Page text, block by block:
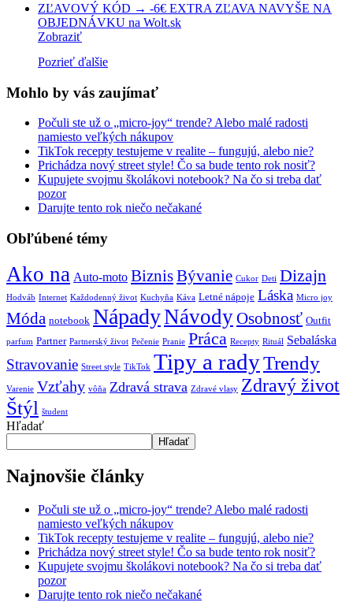
ZĽAVOVÝ KÓD → -6€ EXTRA ZĽAVA NAVYŠE NA
OBJEDNÁVKU na Wolt.sk
Zobraziť
Pozrieť ďalšie
Mohlo by vás zaujímať
Počuli ste už o „micro-joy“ trende? Alebo malé radosti
namiesto veľkých nákupov
TikTok recepty testujeme v realite – fungujú, alebo nie?
Prichádza nový street style! Čo sa bude tento rok nosiť?
Kupujete svojmu školákovi notebook? Na čo si treba dať
pozor
Darujte tento rok niečo nečakané
Obľúbené témy
Ako na Auto-moto BiznisBývanie Cukor Deti Dizajn
Hodváb Internet Každodenný život Kuchyňa Káva Letné nápoje Láska Micro joy
Móda notebook NápadyNávodyOsobnosť Outfit
parfum Partner Partnerský život Pečenie Pranie Práca Recepty Rituál Sebaláska
Stravovanie Street style TikTok Tipy a radyTrendy
Varenie Vzťahy vôňa Zdravá strava Zdravé vlasy Zdravý život
Štýl študent
Hľadať
Hľadať
Najnovšie články
Počuli ste už o „micro-joy“ trende? Alebo malé radosti
namiesto veľkých nákupov
TikTok recepty testujeme v realite – fungujú, alebo nie?
Prichádza nový street style! Čo sa bude tento rok nosiť?
Kupujete svojmu školákovi notebook? Na čo si treba dať
pozor
Darujte tento rok niečo nečakané